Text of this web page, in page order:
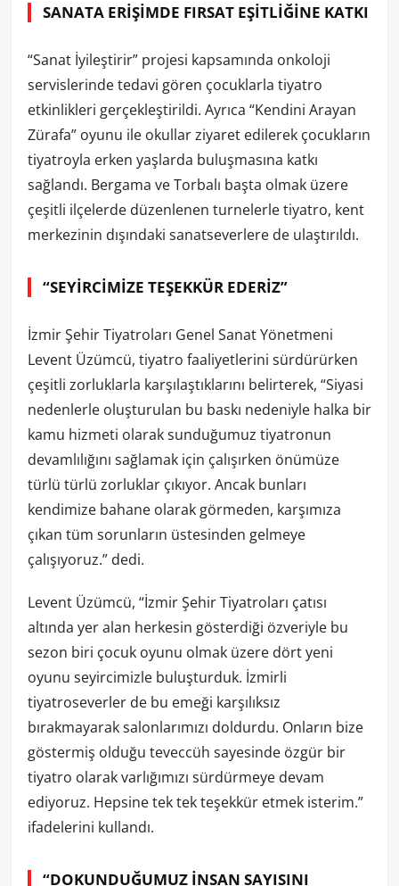
SANATA ERİŞİMDE FIRSAT EŞİTLİĞİNE KATKI
“Sanat İyileştirir” projesi kapsamında onkoloji
servislerinde tedavi gören çocuklarla tiyatro
etkinlikleri gerçekleştirildi. Ayrıca “Kendini Arayan
Zürafa” oyunu ile okullar ziyaret edilerek çocukların
tiyatroyla erken yaşlarda buluşmasına katkı
sağlandı. Bergama ve Torbalı başta olmak üzere
çeşitli ilçelerde düzenlenen turnelerle tiyatro, kent
merkezinin dışındaki sanatseverlere de ulaştırıldı.
“SEYİRCİMİZE TEŞEKKÜR EDERİZ”
İzmir Şehir Tiyatroları Genel Sanat Yönetmeni
Levent Üzümcü, tiyatro faaliyetlerini sürdürürken
çeşitli zorluklarla karşılaştıklarını belirterek, “Siyasi
nedenlerle oluşturulan bu baskı nedeniyle halka bir
kamu hizmeti olarak sunduğumuz tiyatronun
devamlılığını sağlamak için çalışırken önümüze
türlü türlü zorluklar çıkıyor. Ancak bunları
kendimize bahane olarak görmeden, karşımıza
çıkan tüm sorunların üstesinden gelmeye
çalışıyoruz.” dedi.
Levent Üzümcü, “İzmir Şehir Tiyatroları çatısı
altında yer alan herkesin gösterdiği özveriyle bu
sezon biri çocuk oyunu olmak üzere dört yeni
oyunu seyircimizle buluşturduk. İzmirli
tiyatroseverler de bu emeği karşılıksız
bırakmayarak salonlarımızı doldurdu. Onların bize
göstermiş olduğu teveccüh sayesinde özgür bir
tiyatro olarak varlığımızı sürdürmeye devam
ediyoruz. Hepsine tek tek teşekkür etmek isterim.”
ifadelerini kullandı.
“DOKUNDUĞUMUZ İNSAN SAYISINI